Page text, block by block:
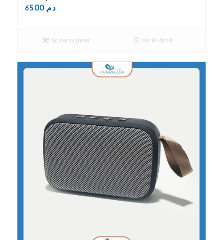
د.م. 65.00
Ajouter au panier Voir les détails